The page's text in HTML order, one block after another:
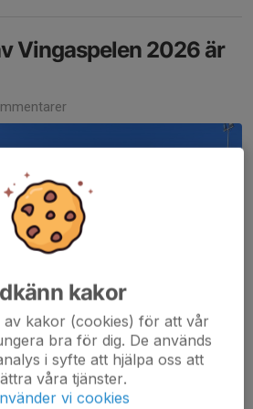
Vingaspelen 2026 är
kakor
av kakor (cookies) för att vår
bra för dig. De används
i syfte att hjälpa oss att
våra tjänster.
vi cookies